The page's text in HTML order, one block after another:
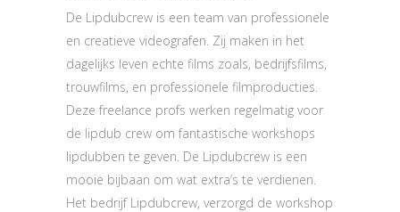
De Lipdubcrew is een team van professionele
en creatieve videografen. Zij maken in het
dagelijks leven echte films zoals, bedrijfsfilms,
trouwfilms, en professionele filmproducties.
Deze freelance profs werken regelmatig voor
de lipdub crew om fantastische workshops
lipdubben te geven. De Lipdubcrew is een
mooie bijbaan om wat extra’s te verdienen.
Het bedrijf Lipdubcrew, verzorgd de workshop